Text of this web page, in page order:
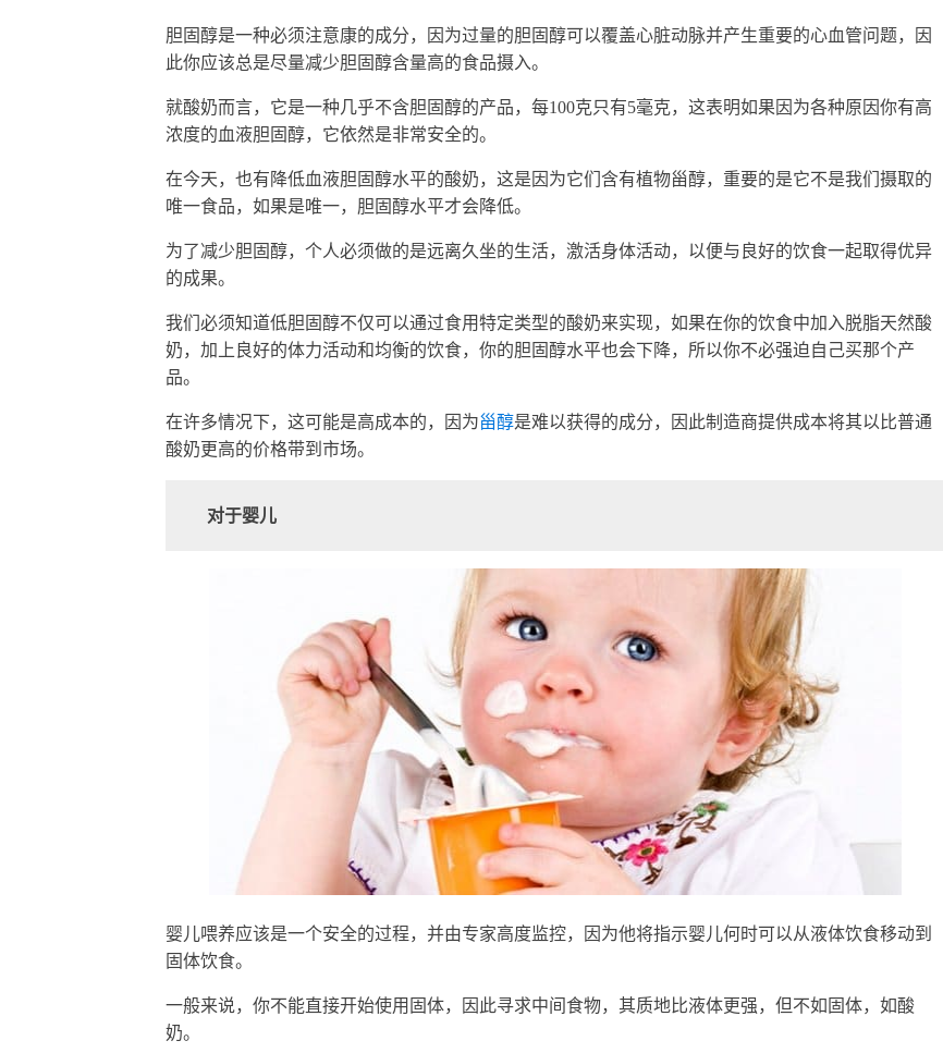
胆固醇是一种必须注意康的成分，因为过量的胆固醇可以覆盖心脏动脉并产生重要的心血管问题，因
此你应该总是尽量减少胆固醇含量高的食品摄入。
就酸奶而言，它是一种几乎不含胆固醇的产品，每100克只有5毫克，这表明如果因为各种原因你有高
浓度的血液胆固醇，它依然是非常安全的。
在今天，也有降低血液胆固醇水平的酸奶，这是因为它们含有植物甾醇，重要的是它不是我们摄取的
唯一食品，如果是唯一，胆固醇水平才会降低。
为了减少胆固醇，个人必须做的是远离久坐的生活，激活身体活动，以便与良好的饮食一起取得优异
的成果。
我们必须知道低胆固醇不仅可以通过食用特定类型的酸奶来实现，如果在你的饮食中加入脱脂天然酸
奶，加上良好的体力活动和均衡的饮食，你的胆固醇水平也会下降，所以你不必强迫自己买那个产
品。
在许多情况下，这可能是高成本的，因为甾醇是难以获得的成分，因此制造商提供成本将其以比普通
酸奶更高的价格带到市场。
对于婴儿
婴儿喂养应该是一个安全的过程，并由专家高度监控，因为他将指示婴儿何时可以从液体饮食移动到
固体饮食。
一般来说，你不能直接开始使用固体，因此寻求中间食物，其质地比液体更强，但不如固体，如酸
奶。